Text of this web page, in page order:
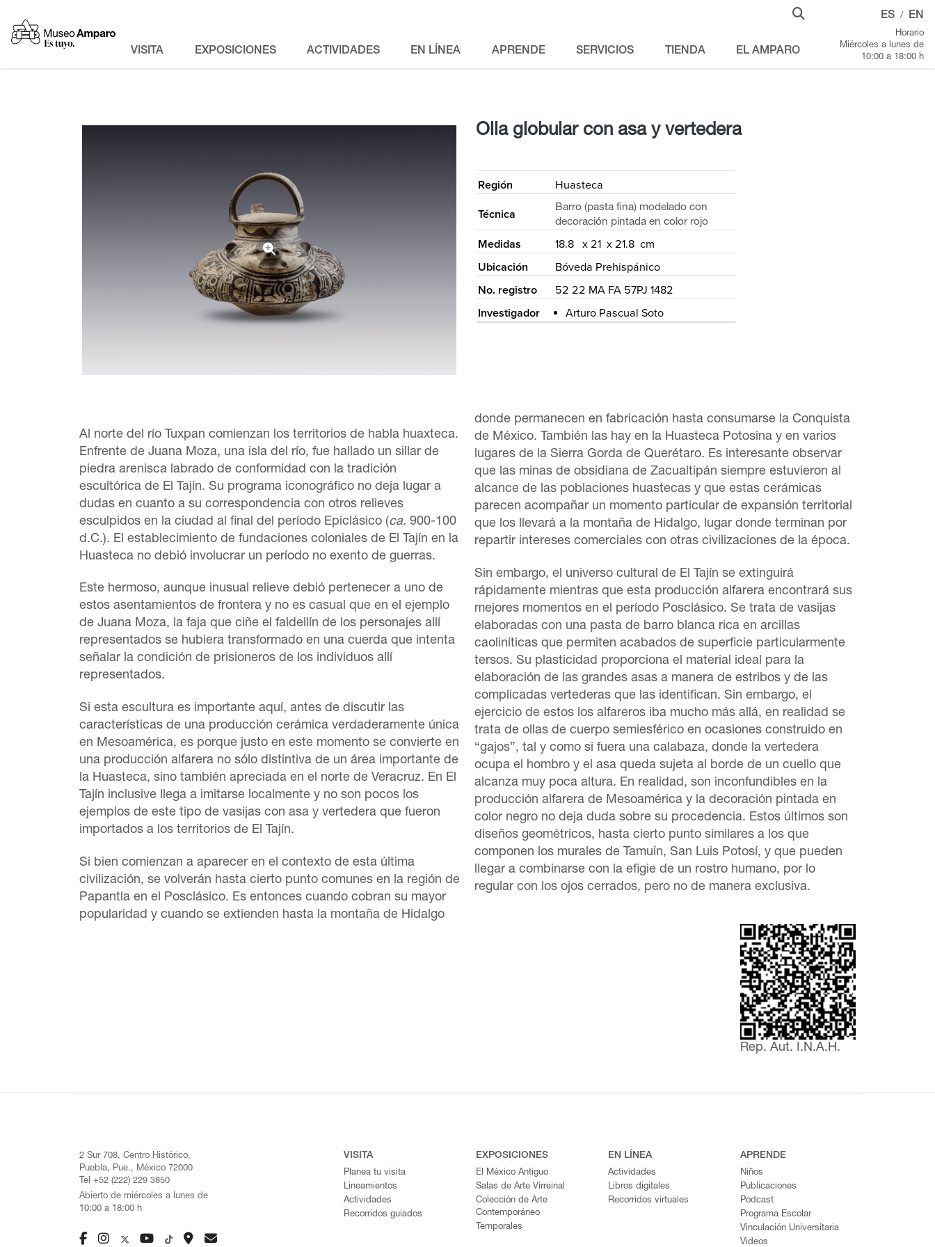
VISITA EXPOSICIONES ACTIVIDADES EN LÍNEA APRENDE SERVICIOS TIENDA EL AMPARO
ES / EN
Horario
Miércoles a lunes de
10:00 a 18:00 h
Olla globular con asa y vertedera
Región Huasteca
Técnica
Barro (pasta fina) modelado con
decoración pintada en color rojo
Medidas
18.8 x 21 x 21.8 cm
Ubicación
Bóveda Prehispánico
No. registro
52 22 MA FA 57PJ 1482
Investigador
Arturo Pascual Soto
Al norte del río Tuxpan comienzan los territorios de habla huaxteca.
Enfrente de Juana Moza, una isla del río, fue hallado un sillar de
piedra arenisca labrado de conformidad con la tradición
escultórica de El Tajín. Su programa iconográfico no deja lugar a
dudas en cuanto a su correspondencia con otros relieves
esculpidos en la ciudad al final del período Epiclásico (ca. 900-100
d.C.). El establecimiento de fundaciones coloniales de El Tajín en la
Huasteca no debió involucrar un período no exento de guerras.
Este hermoso, aunque inusual relieve debió pertenecer a uno de
estos asentamientos de frontera y no es casual que en el ejemplo
de Juana Moza, la faja que ciñe el faldellín de los personajes allí
representados se hubiera transformado en una cuerda que intenta
señalar la condición de prisioneros de los individuos allí
representados.
Si esta escultura es importante aquí, antes de discutir las
características de una producción cerámica verdaderamente única
en Mesoamérica, es porque justo en este momento se convierte en
una producción alfarera no sólo distintiva de un área importante de
la Huasteca, sino también apreciada en el norte de Veracruz. En El
Tajín inclusive llega a imitarse localmente y no son pocos los
ejemplos de este tipo de vasijas con asa y vertedera que fueron
importados a los territorios de El Tajín.
Si bien comienzan a aparecer en el contexto de esta última
civilización, se volverán hasta cierto punto comunes en la región de
Papantla en el Posclásico. Es entonces cuando cobran su mayor
popularidad y cuando se extienden hasta la montaña de Hidalgo
donde permanecen en fabricación hasta consumarse la Conquista
de México. También las hay en la Huasteca Potosina y en varios
lugares de la Sierra Gorda de Querétaro. Es interesante observar
que las minas de obsidiana de Zacualtipán siempre estuvieron al
alcance de las poblaciones huastecas y que estas cerámicas
parecen acompañar un momento particular de expansión territorial
que los llevará a la montaña de Hidalgo, lugar donde terminan por
repartir intereses comerciales con otras civilizaciones de la época.
Sin embargo, el universo cultural de El Tajín se extinguirá
rápidamente mientras que esta producción alfarera encontrará sus
mejores momentos en el período Posclásico. Se trata de vasijas
elaboradas con una pasta de barro blanca rica en arcillas
caoliníticas que permiten acabados de superficie particularmente
tersos. Su plasticidad proporciona el material ideal para la
elaboración de las grandes asas a manera de estribos y de las
complicadas vertederas que las identifican. Sin embargo, el
ejercicio de estos los alfareros iba mucho más allá, en realidad se
trata de ollas de cuerpo semiesférico en ocasiones construido en
“gajos”, tal y como si fuera una calabaza, donde la vertedera
ocupa el hombro y el asa queda sujeta al borde de un cuello que
alcanza muy poca altura. En realidad, son inconfundibles en la
producción alfarera de Mesoamérica y la decoración pintada en
color negro no deja duda sobre su procedencia. Estos últimos son
diseños geométricos, hasta cierto punto similares a los que
componen los murales de Tamuín, San Luis Potosí, y que pueden
llegar a combinarse con la efigie de un rostro humano, por lo
regular con los ojos cerrados, pero no de manera exclusiva.
Rep. Aut. I.N.A.H.
2 Sur 708, Centro Histórico,
Puebla, Pue., México 72000
Tel +52 (222) 229 3850
Abierto de miércoles a lunes de
10:00 a 18:00 h
VISITA
Planea tu visita
Lineamientos
Actividades
Recorridos guiados
EXPOSICIONES
El México Antiguo
Salas de Arte Virreinal
Colección de Arte
Contemporáneo
Temporales
EN LÍNEA
Actividades
Libros digitales
Recorridos virtuales
APRENDE
Niños
Publicaciones
Podcast
Programa Escolar
Vinculación Universitaria
Videos